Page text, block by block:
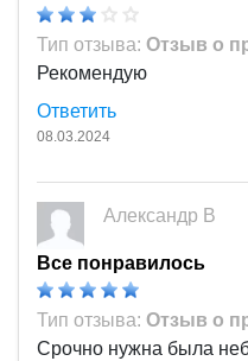
Тип отзыва: Отзыв о
Рекомендую
Ответить
08.03.2024
Александр В
Все понравилось
Тип отзыва: Отзыв о
Срочно нужна была